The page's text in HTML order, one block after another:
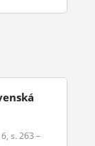
s. 263 –